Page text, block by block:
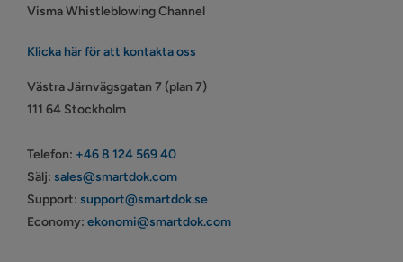
Visma Whistleblowing Channel
Klicka här för att kontakta oss
Västra Järnvägsgatan 7 (plan 7)
111 64 Stockholm
Telefon: +46 8 124 569 40
Sälj: sales@smartdok.com
Support: support@smartdok.se
Economy: ekonomi@smartdok.com